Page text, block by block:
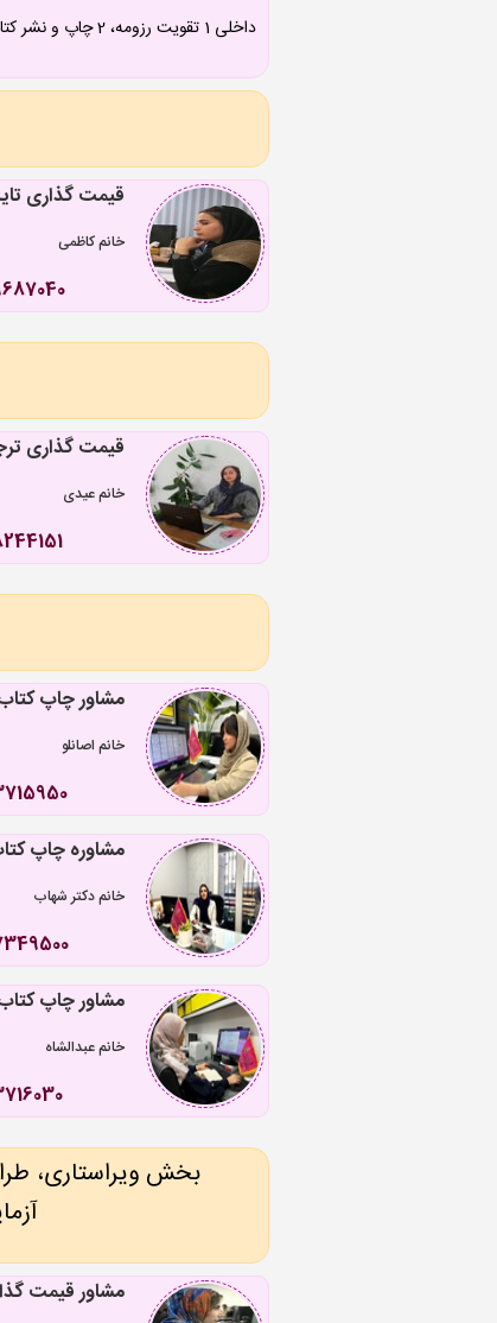
قیمت گذاری
خانم کاظمی
قیمت گذاری
خانم عیدی
مشاور چاپ
خانم اصانلو
مشاوره چاپ
خانم دکتر شهاب
مشاور چاپ
خانم عبدالشاه
بخش ویراستاری،
مشاور قیمت